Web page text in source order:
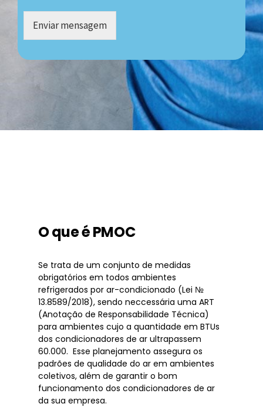
Enviar mensagem
O que é PMOC
Se trata de um conjunto de medidas
obrigatórios em todos ambientes
refrigerados por ar-condicionado (Lei №
13.8589/2018), sendo neccessária uma ART
(Anotação de Responsabilidade Técnica)
para ambientes cujo a quantidade em BTUs
dos condicionadores de ar ultrapassem
60.000. Esse planejamento assegura os
padrões de qualidade do ar em ambientes
coletivos, além de garantir o bom
funcionamento dos condicionadores de ar
da sua empresa.